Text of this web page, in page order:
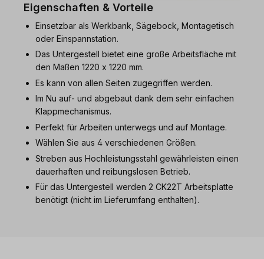
Eigenschaften & Vorteile
Einsetzbar als Werkbank, Sägebock, Montagetisch
oder Einspannstation.
Das Untergestell bietet eine große Arbeitsfläche mit
den Maßen 1220 x 1220 mm.
Es kann von allen Seiten zugegriffen werden.
Im Nu auf- und abgebaut dank dem sehr einfachen
Klappmechanismus.
Perfekt für Arbeiten unterwegs und auf Montage.
Wählen Sie aus 4 verschiedenen Größen.
Streben aus Hochleistungsstahl gewährleisten einen
dauerhaften und reibungslosen Betrieb.
Für das Untergestell werden 2 CK22T Arbeitsplatte
benötigt (nicht im Lieferumfang enthalten).